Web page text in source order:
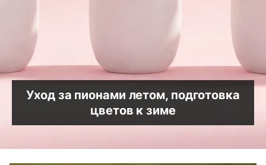
Уход за пионами летом, подготовка
цветов к зиме